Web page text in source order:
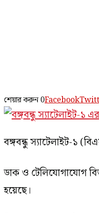
শেয়ার করুন 0Facebook
বঙ্গবন্ধু স্যাটেলাইট-১
ডাক ও টেলিযোগাযোগ
হয়েছে।